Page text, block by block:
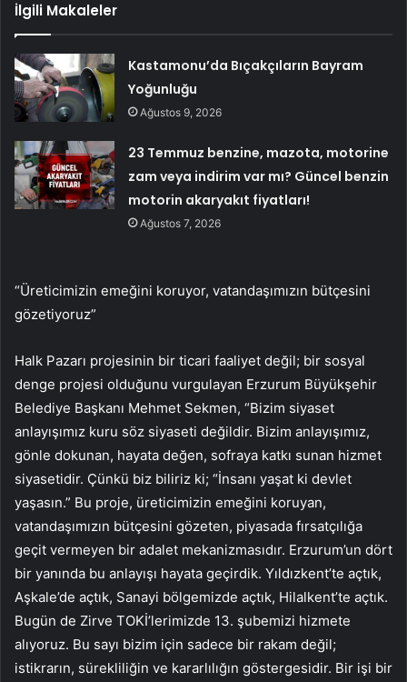
İlgili Makaleler
Kastamonu’da Bıçakçıların Bayram
Yoğunluğu
Ağustos 9, 2026
23 Temmuz benzine, mazota, motorine
zam veya indirim var mı? Güncel benzin
motorin akaryakıt fiyatları!
Ağustos 7, 2026
“Üreticimizin emeğini koruyor, vatandaşımızın bütçesini
gözetiyoruz”
Halk Pazarı projesinin bir ticari faaliyet değil; bir sosyal
denge projesi olduğunu vurgulayan Erzurum Büyükşehir
Belediye Başkanı Mehmet Sekmen, “Bizim siyaset
anlayışımız kuru söz siyaseti değildir. Bizim anlayışımız,
gönle dokunan, hayata değen, sofraya katkı sunan hizmet
siyasetidir. Çünkü biz biliriz ki; “İnsanı yaşat ki devlet
yaşasın.” Bu proje, üreticimizin emeğini koruyan,
vatandaşımızın bütçesini gözeten, piyasada fırsatçılığa
geçit vermeyen bir adalet mekanizmasıdır. Erzurum’un dört
bir yanında bu anlayışı hayata geçirdik. Yıldızkent’te açtık,
Aşkale’de açtık, Sanayi bölgemizde açtık, Hilalkent’te açtık.
Bugün de Zirve TOKİ’lerimizde 13. şubemizi hizmete
alıyoruz. Bu sayı bizim için sadece bir rakam değil;
istikrarın, sürekliliğin ve kararlılığın göstergesidir. Bir işi bir